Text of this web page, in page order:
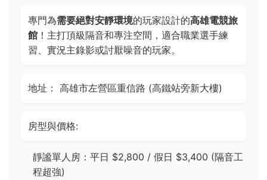
專門為需要絕對安靜環境的玩家設計的高雄電競旅
館 ！主打頂級隔音和專注空間，適合職業選手練
習、實況主錄影或討厭噪音的玩家。
地址： 高雄市左營區重信路 (高鐵站旁新大樓)
房型與價格:
靜謐單人房：平日 $2,800 / 假日 $3,400 (隔音工
程超強)